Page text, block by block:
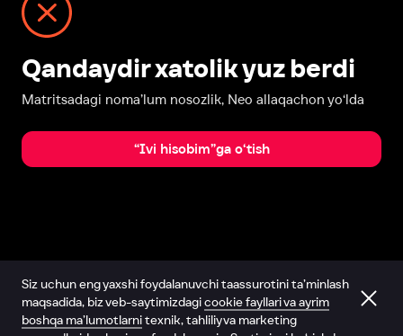
Qandaydir xatolik yuz berdi
Matritsadagi noma’lum nosozlik, Neo allaqachon yo‘lda
“Ivi hisobim”ga o‘tish
Siz uchun eng yaxshi foydalanuvchi taassurotini ta’minlash
maqsadida, biz veb-saytimizdagicookie fayllari va ayrim
boshqa ma’lumotlarnitexnik, tahliliy va marketing